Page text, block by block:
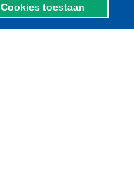
Cookies toestaan